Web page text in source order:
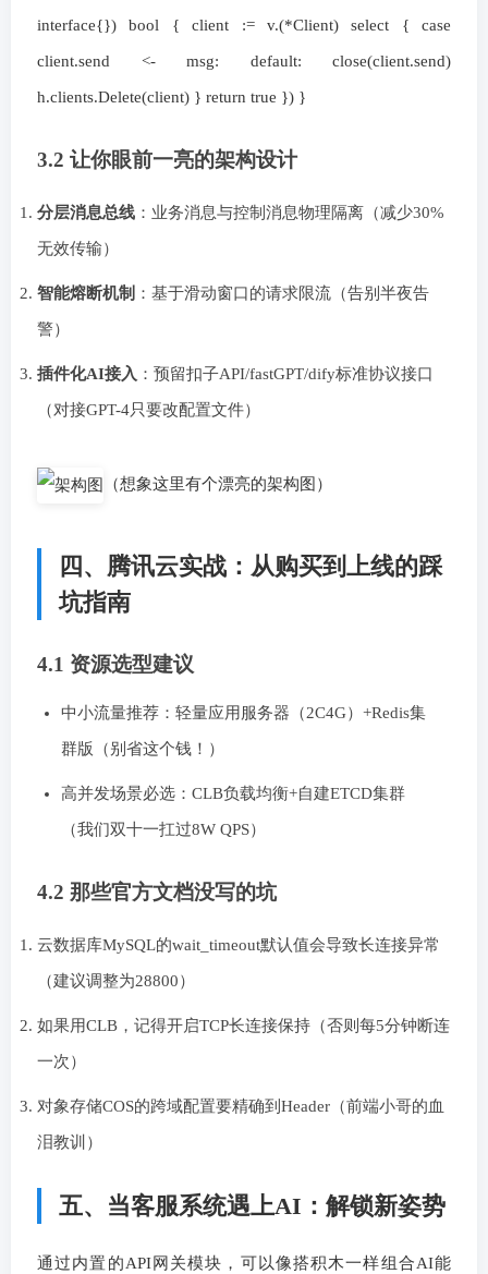
interface{}) bool { client := v.(*Client) select { case
client.send <- msg: default: close(client.send)
h.clients.Delete(client) } return true }) }
3.2 让你眼前一亮的架构设计
分层消息总线 ：业务消息与控制消息物理隔离（减少30%
无效传输）
智能熔断机制 ：基于滑动窗口的请求限流（告别半夜告
警）
插件化AI接入 ：预留扣子API/fastGPT/dify标准协议接口
（对接GPT-4只要改配置文件）
（想象这里有个漂亮的架构图）
四、腾讯云实战：从购买到上线的踩
坑指南
4.1 资源选型建议
中小流量推荐：轻量应用服务器（2C4G）+Redis集
群版（别省这个钱！）
高并发场景必选：CLB负载均衡+自建ETCD集群
（我们双十一扛过8W QPS）
4.2 那些官方文档没写的坑
云数据库MySQL的wait_timeout默认值会导致长连接异常
（建议调整为28800）
如果用CLB，记得开启TCP长连接保持（否则每5分钟断连
一次）
对象存储COS的跨域配置要精确到Header（前端小哥的血
泪教训）
五、当客服系统遇上AI：解锁新姿势
通过内置的API网关模块，可以像搭积木一样组合AI能